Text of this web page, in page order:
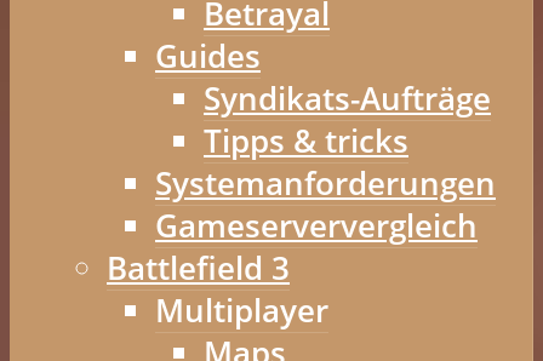
Betrayal
Guides
Syndikats-Aufträge
Tipps & tricks
Systemanforderungen
Gameserververgleich
Battlefield 3
Multiplayer